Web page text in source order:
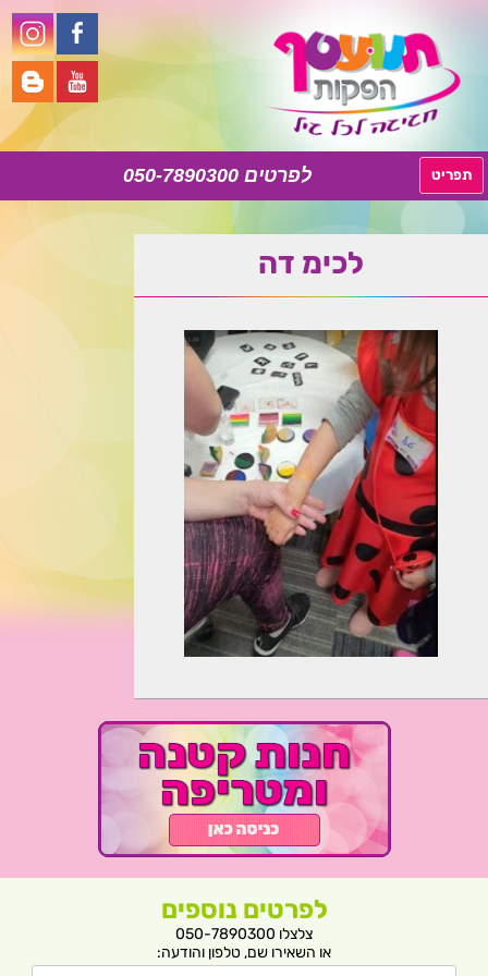
050-7890300 תפריט
לתוכן
‏‏לכימ דה
לפרטים נוספים
צלצלו 050-7890300
או השאירו שם, טלפון והודעה: